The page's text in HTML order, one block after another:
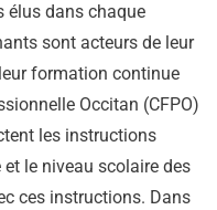
élus dans chaque
sont acteurs de leur
formation continue
Occitan (CFPO)
les instructions
le niveau scolaire des
ces instructions. Dans